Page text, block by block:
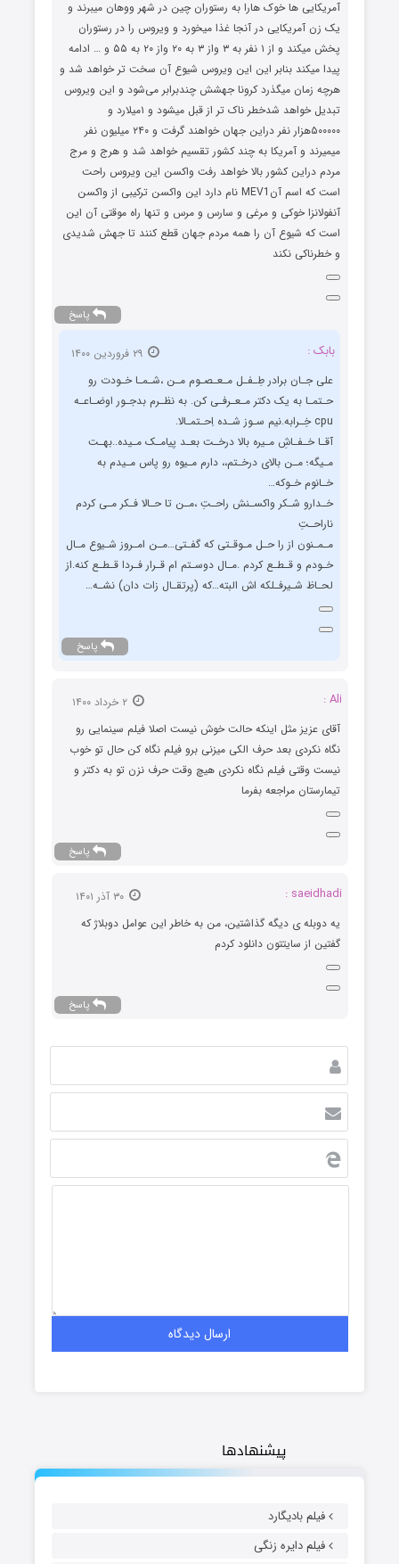
پیشنهادها
فیلم بادیگارد
فیلم دایره زنگی
آمریکایی ها خوک هارا به رستوران چین در شهر ووهان میبرند و
یک زن آمریکایی در آنجا غذا میخورد و ویروس را در رستوران
پخش میکند و از ۱ نفر به ۳ واز ۳ به ۲۰ واز ۲۰ به ۵۵ و … ادامه
پیدا میکند بنابر این این ویروس شیوع آن سخت تر خواهد شد و
هرچه زمان میگذرد کرونا جهشش چندبرابر می‌شود و این ویروس
تبدیل خواهد شدخطر ناک تر از قبل میشود و ۱میلارد و
۵۰۰۰۰۰هزار نفر دراین جهان خواهند گرفت و ۲۴۰ میلیون نفر
میمیرند و آمریکا به چند کشور تقسیم خواهد شد و هرج و مرج
مردم دراین کشور بالا خواهد رفت واکسن این ویروس راحت
است که اسم آنMEV1 نام دارد این واکسن ترکیبی از واکسن
آنفولانزا خوکی و مرغی و سارس و مرس و تنها راه موقتی آن این
است که شیوع آن را همه مردم جهان قطع کنند تا جهش شدیدی
و خطرناکی نکند
پاسخ
بابک :
علی جـان برادر طِـفـل مـعـصـوم مـن ،شـمـا خـودت رو
حـتمـا به یک دکتر مـعـرفـی کن. به نظـرم بدجـور اوضـاعـه
cpu خِـرابه.نیم سـوز شـده اِحـتمـالا.
آقـا خـفـاشِ مـیره بالا درخـت بعـد پیامـک مـیده..بهـت
مـیگه؛ مـن بالای درخـتم،، دارم مـیوه رو پاس مـیدم به
خـانوم خـوکه…
خـدارو شـکر واکسـنش راحـتِ ،مـن تا حـالا فـکر مـی کردم
ناراحـتِ
مـمـنون از را حـل مـوقـتی که گفـتی…مـن امـروز شـیوع مـال
خـودم و قـطـع کردم .مـال دوسـتم ام قـرار فـردا قـطـع کنه.از
لحـاظ شـیرفـلکه اش البته…که (پرتقـال زات دان) نشـه…
پاسخ
Ali :
آقای عزیز مثل اینکه حالت خوش نیست اصلا فیلم سینمایی رو
نگاه نکردی بعد حرف الکی میزنی برو فیلم نگاه کن حال تو خوب
نیست وقتی فیلم نگاه نکردی هیچ وقت حرف نزن تو به دکتر و
تیمارستان مراجعه بفرما
پاسخ
saeidhadi :
یه دوبله ی دیگه گذاشتین، من به خاطر این عوامل دوبلاژ که
گفتین از سایتتون دانلود کردم
پاسخ